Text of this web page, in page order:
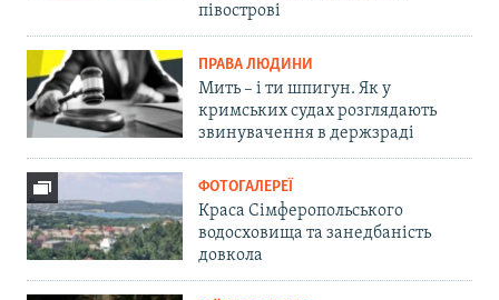
півострові
ПРАВА ЛЮДИНИ
Мить – і ти шпигун. Як у
кримських судах розглядають
звинувачення в держзраді
ФОТОГАЛЕРЕЇ
Краса Сімферопольського
водосховища та занедбаність
довкола